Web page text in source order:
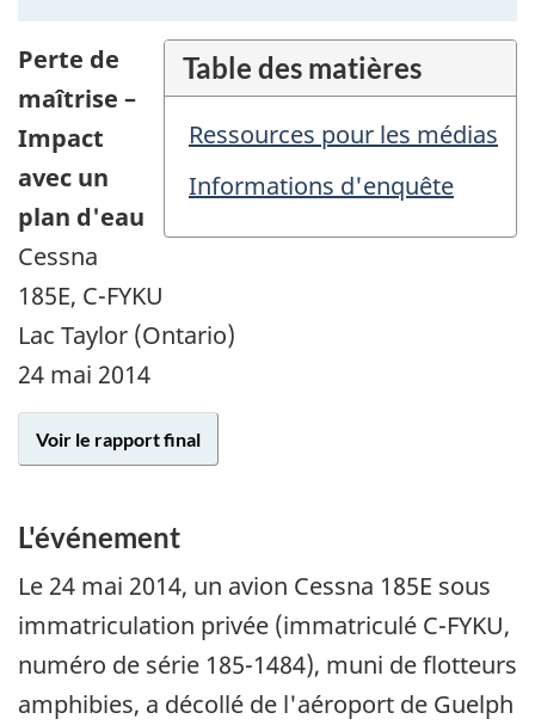
Table des matières
Ressources pour les médias
Informations d'enquête
Perte de
maîtrise –
Impact
avec un
plan d'eau
Cessna
185E, C-FYKU
Lac Taylor (Ontario)
24 mai 2014
Voir le rapport final
L'événement
Le 24 mai 2014, un avion Cessna 185E sous
immatriculation privée (immatriculé C-FYKU,
numéro de série 185-1484), muni de flotteurs
amphibies, a décollé de l'aéroport de Guelph